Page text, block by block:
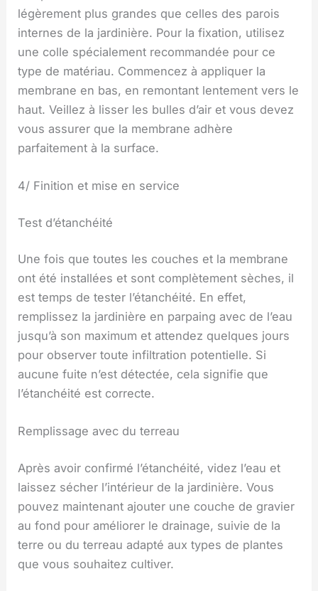
légèrement plus grandes que celles des parois
internes de la jardinière. Pour la fixation, utilisez
une colle spécialement recommandée pour ce
type de matériau. Commencez à appliquer la
membrane en bas, en remontant lentement vers le
haut. Veillez à lisser les bulles d’air et vous devez
vous assurer que la membrane adhère
parfaitement à la surface.
4/ Finition et mise en service
Test d’étanchéité
Une fois que toutes les couches et la membrane
ont été installées et sont complètement sèches, il
est temps de tester l’étanchéité. En effet,
remplissez la jardinière en parpaing avec de l’eau
jusqu’à son maximum et attendez quelques jours
pour observer toute infiltration potentielle. Si
aucune fuite n’est détectée, cela signifie que
l’étanchéité est correcte.
Remplissage avec du terreau
Après avoir confirmé l’étanchéité, videz l’eau et
laissez sécher l’intérieur de la jardinière. Vous
pouvez maintenant ajouter une couche de gravier
au fond pour améliorer le drainage, suivie de la
terre ou du terreau adapté aux types de plantes
que vous souhaitez cultiver.